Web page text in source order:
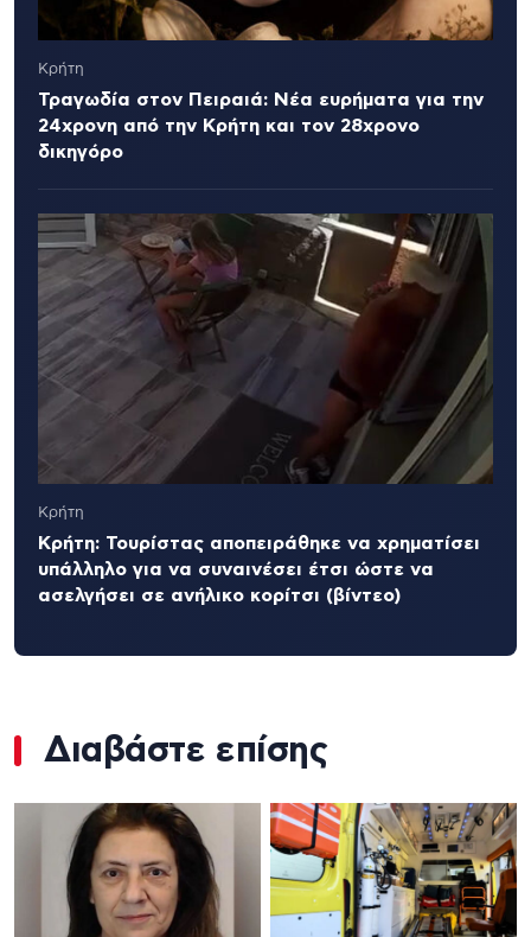
Κρήτη
Τραγωδία στον Πειραιά: Νέα ευρήματα για την
24χρονη από την Κρήτη και τον 28χρονο
δικηγόρο
Κρήτη
Κρήτη: Τουρίστας αποπειράθηκε να χρηματίσει
υπάλληλο για να συναινέσει έτσι ώστε να
ασελγήσει σε ανήλικο κορίτσι (βίντεο)
Διαβάστε επίσης